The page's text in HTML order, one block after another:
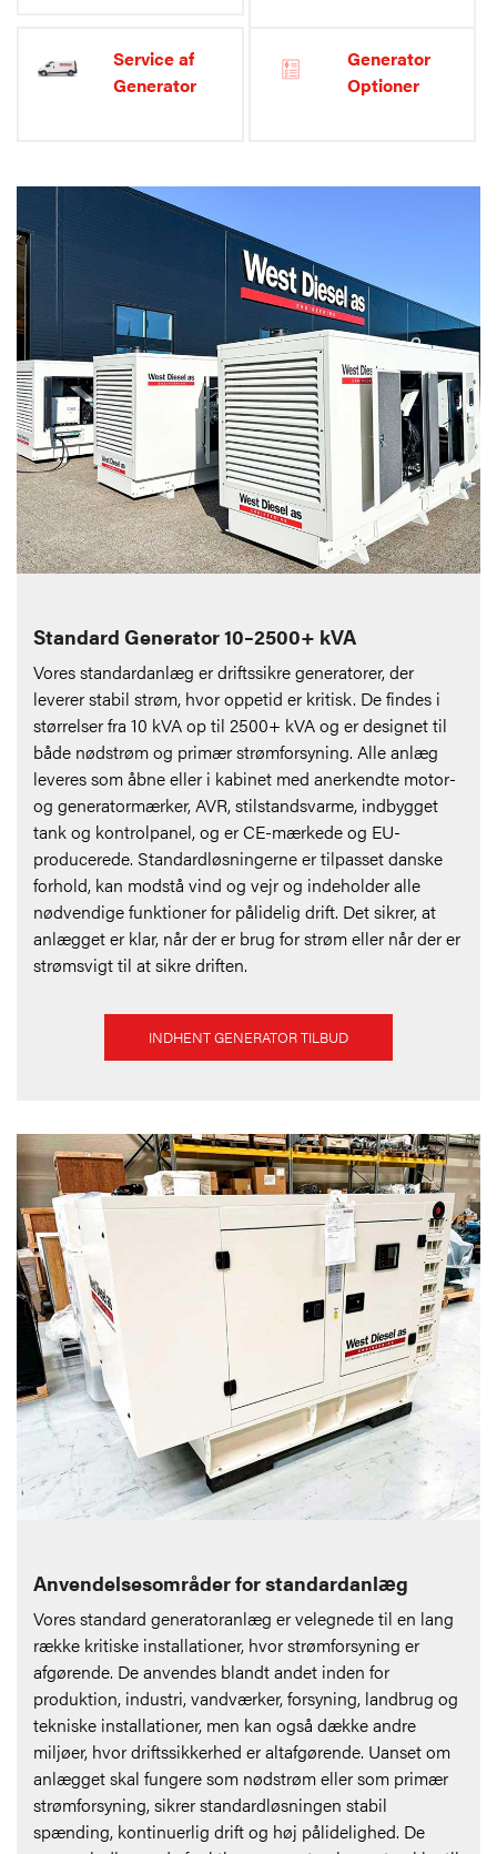
Service af
Generator
Generator
Optioner
Standard Generator 10–2500+ kVA
Vores standardanlæg er driftssikre generatorer, der
leverer stabil strøm, hvor oppetid er kritisk. De findes i
størrelser fra 10 kVA op til 2500+ kVA og er designet til
både nødstrøm og primær strømforsyning. Alle anlæg
leveres som åbne eller i kabinet med anerkendte motor-
og generatormærker, AVR, stilstandsvarme, indbygget
tank og kontrolpanel, og er CE-mærkede og EU-
producerede. Standardløsningerne er tilpasset danske
forhold, kan modstå vind og vejr og indeholder alle
nødvendige funktioner for pålidelig drift. Det sikrer, at
anlægget er klar, når der er brug for strøm eller når der er
strømsvigt til at sikre driften.
INDHENT GENERATOR TILBUD
Anvendelsesområder for standardanlæg
Vores standard generatoranlæg er velegnede til en lang
række kritiske installationer, hvor strømforsyning er
afgørende. De anvendes blandt andet inden for
produktion, industri, vandværker, forsyning, landbrug og
tekniske installationer, men kan også dække andre
miljøer, hvor driftssikkerhed er altafgørende. Uanset om
anlægget skal fungere som nødstrøm eller som primær
strømforsyning, sikrer standardløsningen stabil
spænding, kontinuerlig drift og høj pålidelighed. De